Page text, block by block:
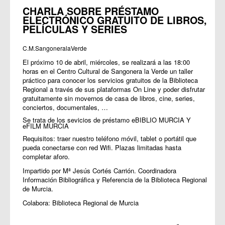
CHARLA SOBRE PRÉSTAMO
ELECTRÓNICO GRATUITO DE LIBROS,
PELÍCULAS Y SERIES
C.M.SangoneralaVerde
El próximo 10 de abril, miércoles, se realizará a las 18:00
horas en el Centro Cultural de Sangonera la Verde un taller
práctico para conocer los servicios gratuitos de la Biblioteca
Regional a través de sus plataformas On Line y poder disfrutar
gratuitamente sin movernos de casa de libros, cine, series,
conciertos, documentales, …
Se trata de los sevicios de préstamo eBIBLIO MURCIA Y
eFILM MURCIA
Requisitos: traer nuestro teléfono móvil, tablet o portátil que
pueda conectarse con red Wifi. Plazas limitadas hasta
completar aforo.
Impartido por Mª Jesús Cortés Carrión. Coordinadora
Información Bibliográfica y Referencia de la Biblioteca Regional
de Murcia.
Colabora: Biblioteca Regional de Murcia